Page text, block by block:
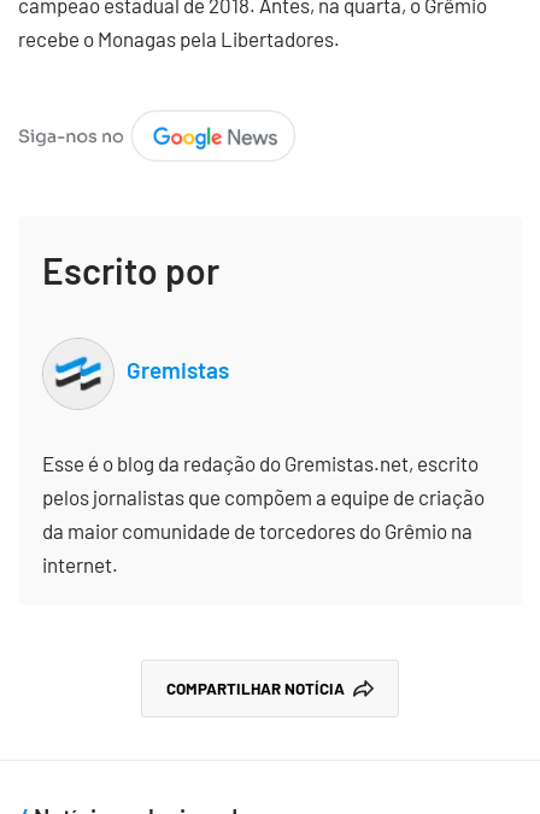
campeão estadual de 2018. Antes, na quarta, o Grêmio
recebe o Monagas pela Libertadores.
Escrito por
Gremistas
Esse é o blog da redação do Gremistas.net, escrito
pelos jornalistas que compõem a equipe de criação
da maior comunidade de torcedores do Grêmio na
internet.
COMPARTILHAR NOTÍCIA